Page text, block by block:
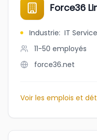
Force36
Industrie: IT
11-50 employés
force36.net
Voir les emplois et